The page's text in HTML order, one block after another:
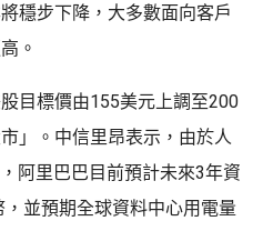
穩步下降，大多數面向客戶
。
目標價由155美元上調至200
」。中信里昂表示，由於人
阿里巴巴目前預計未來3年資
並預期全球資料中心用電量